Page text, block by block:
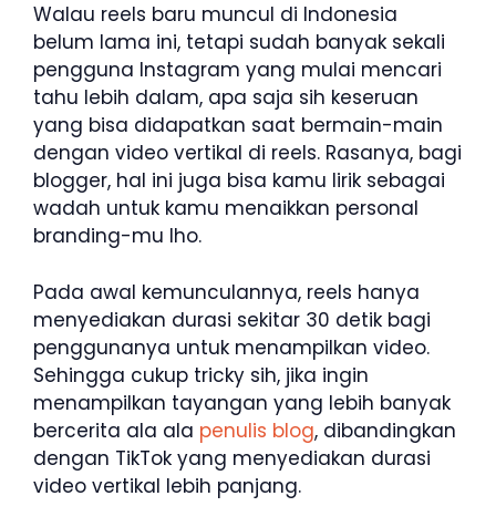
Walau reels baru muncul di Indonesia
belum lama ini, tetapi sudah banyak sekali
pengguna Instagram yang mulai mencari
tahu lebih dalam, apa saja sih keseruan
yang bisa didapatkan saat bermain-main
dengan video vertikal di reels. Rasanya, bagi
blogger, hal ini juga bisa kamu lirik sebagai
wadah untuk kamu menaikkan personal
branding-mu lho.
Pada awal kemunculannya, reels hanya
menyediakan durasi sekitar 30 detik bagi
penggunanya untuk menampilkan video.
Sehingga cukup tricky sih, jika ingin
menampilkan tayangan yang lebih banyak
bercerita ala ala penulis blog, dibandingkan
dengan TikTok yang menyediakan durasi
video vertikal lebih panjang.